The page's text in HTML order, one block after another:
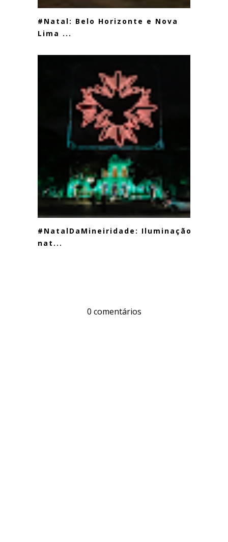
#Natal: Belo Horizonte e Nova
Lima ...
#NatalDaMineiridade: Iluminação
nat...
0 comentários